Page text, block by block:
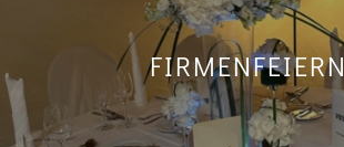
FIRMENFEIERN